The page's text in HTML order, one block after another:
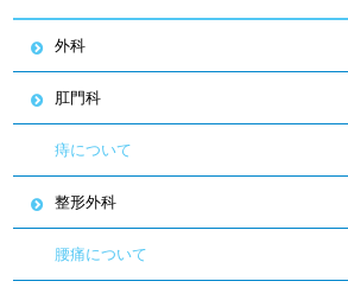
外科
肛門科
痔について
整形外科
腰痛について